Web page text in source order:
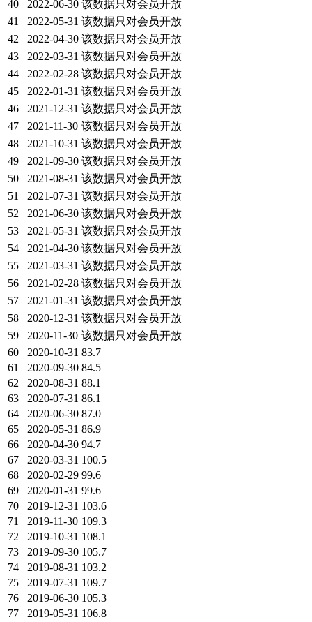
40
2022-06-30 该数据只对会员开放
41
2022-05-31 该数据只对会员开放
42
2022-04-30 该数据只对会员开放
43
2022-03-31 该数据只对会员开放
44
2022-02-28 该数据只对会员开放
45
2022-01-31 该数据只对会员开放
46
2021-12-31 该数据只对会员开放
47
2021-11-30 该数据只对会员开放
48
2021-10-31 该数据只对会员开放
49
2021-09-30 该数据只对会员开放
50
2021-08-31 该数据只对会员开放
51
2021-07-31 该数据只对会员开放
52
2021-06-30 该数据只对会员开放
53
2021-05-31 该数据只对会员开放
54
2021-04-30 该数据只对会员开放
55
2021-03-31 该数据只对会员开放
56
2021-02-28 该数据只对会员开放
57
2021-01-31 该数据只对会员开放
58
2020-12-31 该数据只对会员开放
59
2020-11-30 该数据只对会员开放
60
2020-10-31 83.7
61
2020-09-30 84.5
62
2020-08-31 88.1
63
2020-07-31 86.1
64
2020-06-30 87.0
65
2020-05-31 86.9
66
2020-04-30 94.7
67
2020-03-31 100.5
68
2020-02-29 99.6
69
2020-01-31 99.6
70
2019-12-31 103.6
71
2019-11-30 109.3
72
2019-10-31 108.1
73
2019-09-30 105.7
74
2019-08-31 103.2
75
2019-07-31 109.7
76
2019-06-30 105.3
77
2019-05-31 106.8